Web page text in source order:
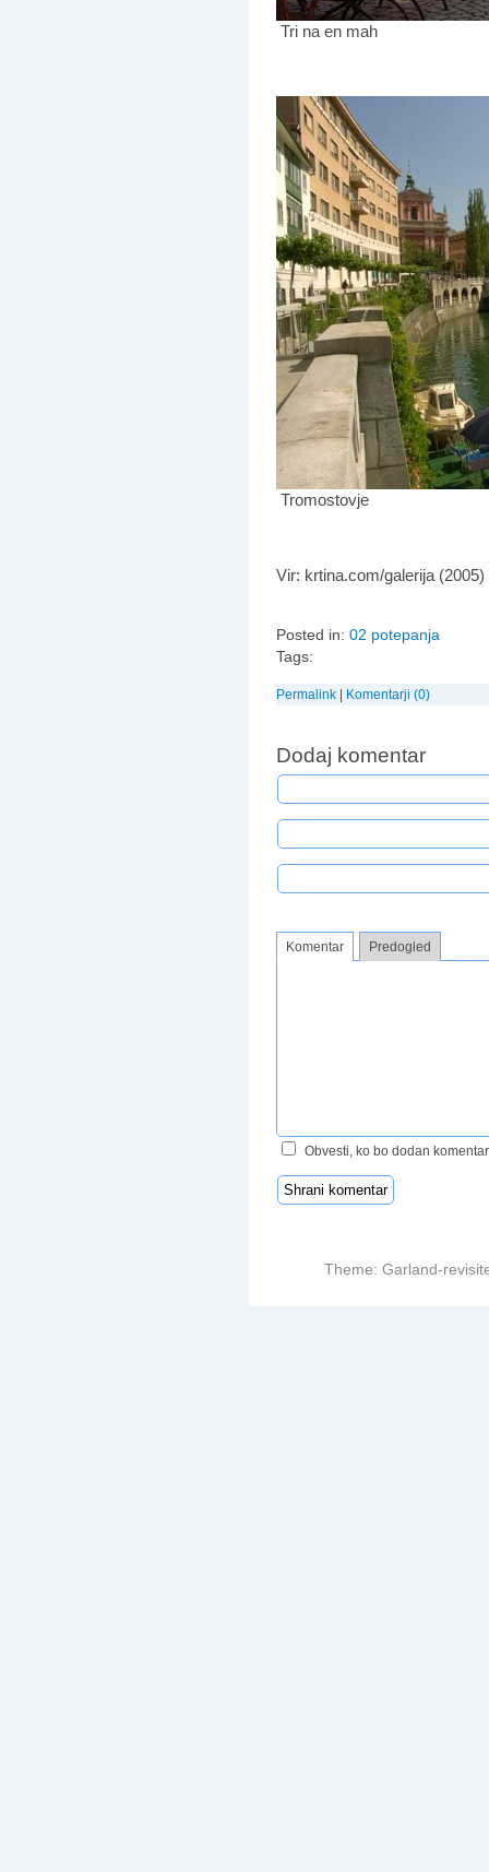
Tri na en mah
Tromostovje
Vir: krtina.com/galerija (2005)
Posted in: 02 potepanja
Tags:
Permalink | Komentarji (0)
Dodaj komentar
Komentar Predogled
Obvesti, ko bo dodan komentar
Theme: Garland-